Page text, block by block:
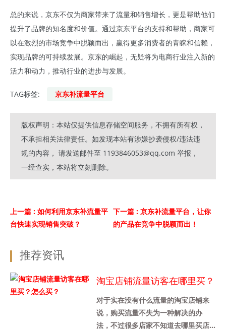
总的来说，京东不仅为商家带来了流量和销售增长，更是帮助他们
提升了品牌的知名度和价值。通过京东平台的支持和帮助，商家可
以在激烈的市场竞争中脱颖而出，赢得更多消费者的青睐和信赖，
实现品牌的可持续发展。京东的崛起，无疑将为电商行业注入新的
活力和动力，推动行业的进步与发展。
TAG标签: 京东补流量平台
版权声明：本站仅提供信息存储空间服务，不拥有所有权，
不承担相关法律责任。如发现本站有涉嫌抄袭侵权/违法违
规的内容， 请发送邮件至 1193846053@qq.com 举报，
一经查实，本站将立刻删除。
上一篇 : 如何利用京东补流量平
台快速实现销售突破？
下一篇 : 京东补流量平台，让你
的产品在竞争中脱颖而出！
推荐资讯
淘宝店铺流量访客在哪里买？
怎么买？
对于实在没有什么流量的淘宝店铺来
说，购买流量不失为一种解决的办
法，不过很多店家不知道去哪里买店